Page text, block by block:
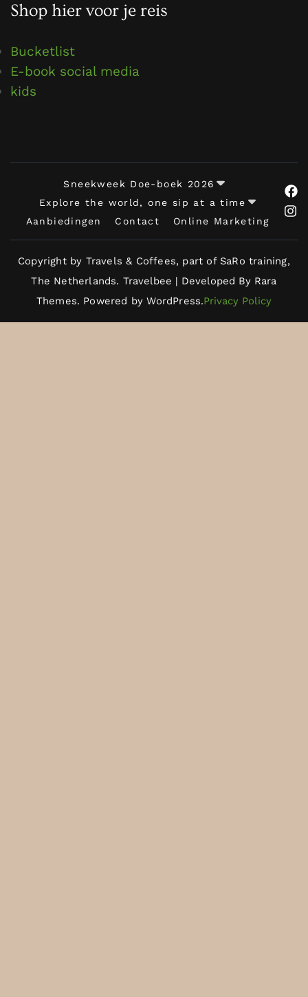
Shop hier voor je reis
Bucketlist
E-book social media
kids
Sneekweek Doe-boek 2026
Explore the world, one sip at a time
Aanbiedingen
Contact Online Marketing
Copyright by Travels & Coffees, part of SaRo training,
The Netherlands. Travelbee | Developed By Rara
Themes. Powered byWordPress.Privacy Policy